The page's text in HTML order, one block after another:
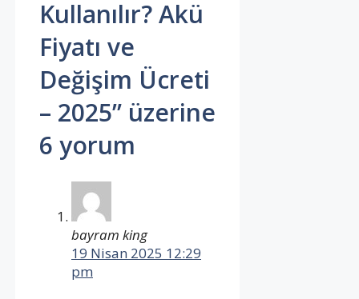
Kullanılır? Akü
Fiyatı ve
Değişim Ücreti
– 2025” üzerine
6 yorum
bayram king
19 Nisan 2025 12:29
pm